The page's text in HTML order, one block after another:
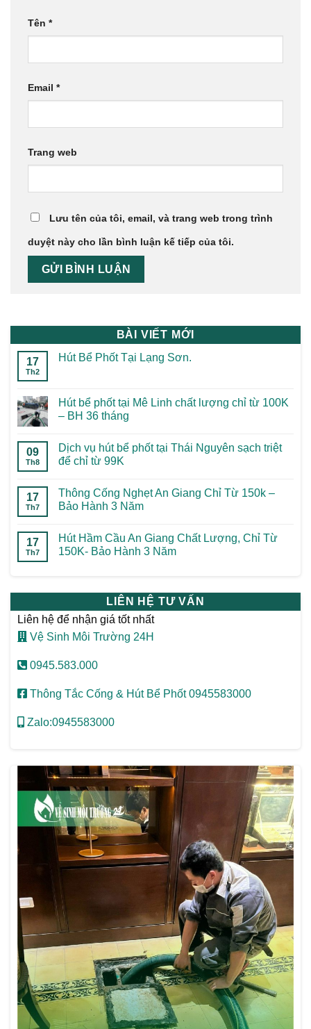
Tên *
Email *
Trang web
Lưu tên của tôi, email, và trang web trong trình
duyệt này cho lần bình luận kế tiếp của tôi.
BÀI VIẾT MỚI
17
Th2
Hút Bể Phốt Tại Lạng Sơn.
Hút bể phốt tại Mê Linh chất lượng chỉ từ 100K
– BH 36 tháng
09
Th8
Dịch vụ hút bể phốt tại Thái Nguyên sạch triệt
để chỉ từ 99K
17
Th7
Thông Cống Nghẹt An Giang Chỉ Từ 150k –
Bảo Hành 3 Năm
17
Th7
Hút Hầm Cầu An Giang Chất Lượng, Chỉ Từ
150K- Bảo Hành 3 Năm
LIÊN HỆ TƯ VẤN
Liên hệ để nhận giá tốt nhất
Vệ Sinh Môi Trường 24H
0945.583.000
Thông Tắc Cống & Hút Bể Phốt 0945583000
Zalo:0945583000